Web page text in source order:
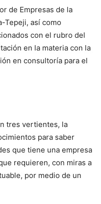
de Empresas de la
Tepeji, así como
con el rubro del
en la materia con la
en consultoría para el
tres vertientes, la
para saber
que tiene una empresa
requieren, con miras a
por medio de un